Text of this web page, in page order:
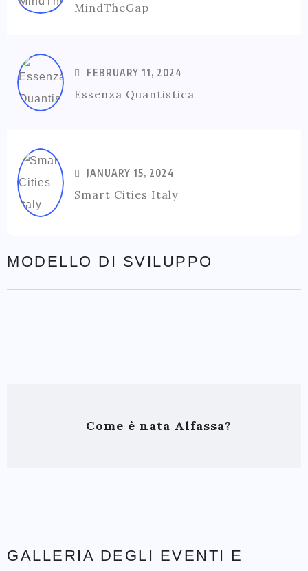
MindTheGap
FEBRUARY 11, 2024
Essenza Quantistica
JANUARY 15, 2024
Smart Cities Italy
MODELLO DI SVILUPPO
Come è nata Alfassa?
GALLERIA DEGLI EVENTI E